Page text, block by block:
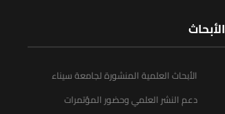
الأبحاث
الأبحاث العلمية المنشورة لجامعة سيناء
دعم النشر العلمي وحضور المؤتمرات